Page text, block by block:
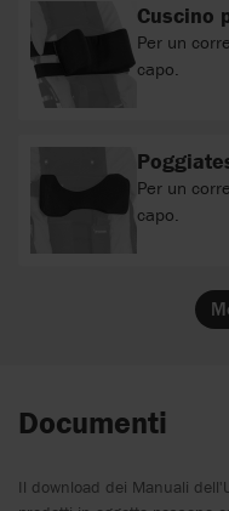
Cuscino
Per un
capo.
Per un
capo.
Documenti
Il download dei Manuali